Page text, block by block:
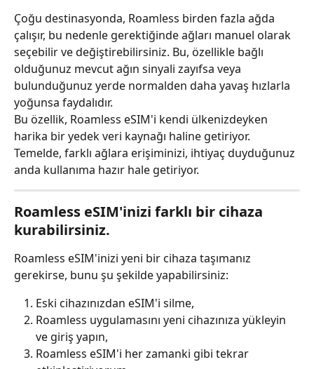
Çoğu destinasyonda, Roamless birden fazla ağda
çalışır, bu nedenle gerektiğinde ağları manuel olarak
seçebilir ve değiştirebilirsiniz. Bu, özellikle bağlı
olduğunuz mevcut ağın sinyali zayıfsa veya
bulunduğunuz yerde normalden daha yavaş hızlarla
yoğunsa faydalıdır.
Bu özellik, Roamless eSIM'i kendi ülkenizdeyken
harika bir yedek veri kaynağı haline getiriyor.
Temelde, farklı ağlara erişiminizi, ihtiyaç duyduğunuz
anda kullanıma hazır hale getiriyor.
Roamless eSIM'inizi farklı bir cihaza
kurabilirsiniz.
Roamless eSIM'inizi yeni bir cihaza taşımanız
gerekirse, bunu şu şekilde yapabilirsiniz:
Eski cihazınızdan eSIM'i silme,
Roamless uygulamasını yeni cihazınıza yükleyin
ve giriş yapın,
Roamless eSIM'i her zamanki gibi tekrar